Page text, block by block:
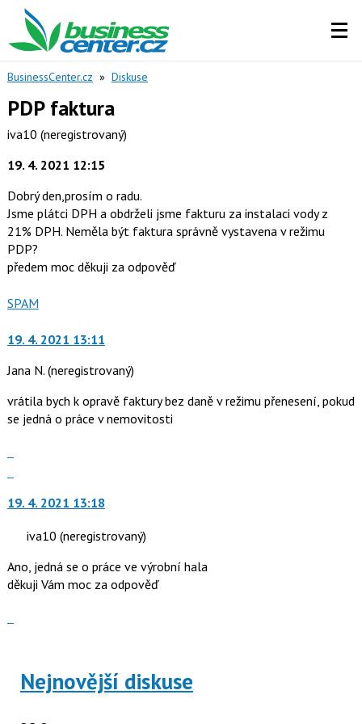
BusinessCenter.cz » Diskuse
PDP faktura
iva10 (neregistrovaný)
19. 4. 2021 12:15
Dobrý den,prosím o radu.
Jsme plátci DPH a obdrželi jsme fakturu za instalaci vody z
21% DPH. Neměla být faktura správně vystavena v režimu
PDP?
předem moc děkuji za odpověď
Nahlásit
jako
SPAM
19. 4. 2021 13:11
Jana N. (neregistrovaný)
vrátila bych k opravě faktury bez daně v režimu přenesení, pokud
se jedná o práce v nemovitosti
další
názor.
navigaci
lze
pro
19. 4. 2021 13:18
iva10 (neregistrovaný)
Ano, jedná se o práce ve výrobní hala
děkuji Vám moc za odpověď
Nejnovější diskuse